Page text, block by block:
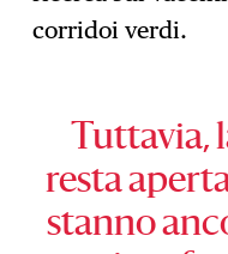
corridoi verdi.
Tuttavia,
resta
stanno